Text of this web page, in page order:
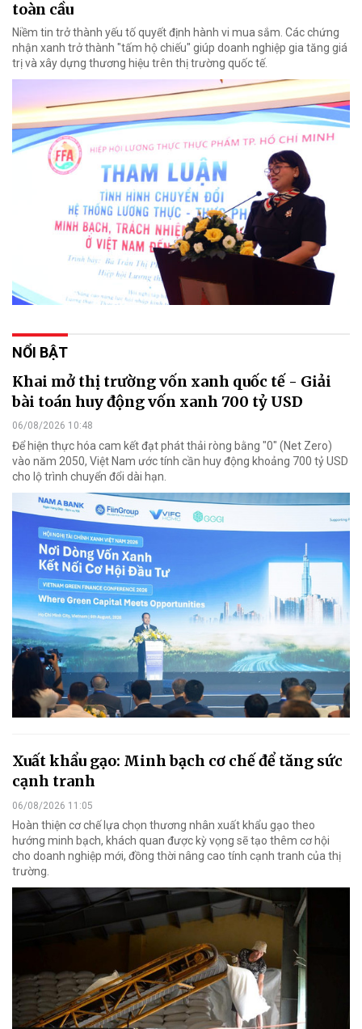
toàn cầu
Niềm tin trở thành yếu tố quyết định hành vi mua sắm. Các chứng
nhận xanh trở thành "tấm hộ chiếu" giúp doanh nghiệp gia tăng giá
trị và xây dựng thương hiệu trên thị trường quốc tế.
NỔI BẬT
Khai mở thị trường vốn xanh quốc tế - Giải
bài toán huy động vốn xanh 700 tỷ USD
06/08/2026 10:48
Để hiện thực hóa cam kết đạt phát thải ròng bằng "0" (Net Zero)
vào năm 2050, Việt Nam ước tính cần huy động khoảng 700 tỷ USD
cho lộ trình chuyển đổi dài hạn.
Xuất khẩu gạo: Minh bạch cơ chế để tăng sức
cạnh tranh
06/08/2026 11:05
Hoàn thiện cơ chế lựa chọn thương nhân xuất khẩu gạo theo
hướng minh bạch, khách quan được kỳ vọng sẽ tạo thêm cơ hội
cho doanh nghiệp mới, đồng thời nâng cao tính cạnh tranh của thị
trường.